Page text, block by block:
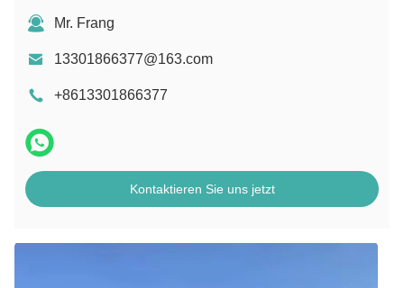
Mr. Frang
13301866377@163.com
+8613301866377
Kontaktieren Sie uns jetzt